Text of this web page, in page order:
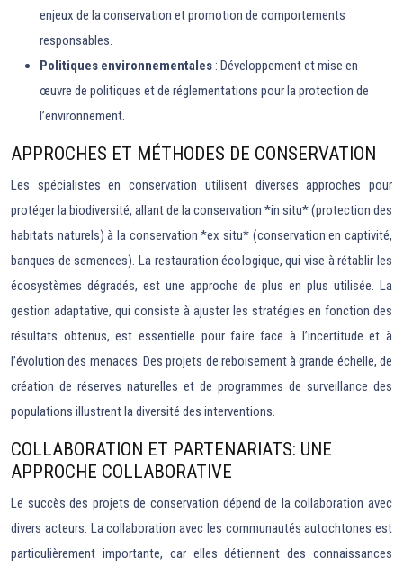
enjeux de la conservation et promotion de comportements
responsables.
Politiques environnementales: Développement et mise en
œuvre de politiques et de réglementations pour la protection de
l’environnement.
APPROCHES ET MÉTHODES DE CONSERVATION
Les spécialistes en conservation utilisent diverses approches pour
protéger la biodiversité, allant de la conservation *in situ* (protection des
habitats naturels) à la conservation *ex situ* (conservation en captivité,
banques de semences). La restauration écologique, qui vise à rétablir les
écosystèmes dégradés, est une approche de plus en plus utilisée. La
gestion adaptative, qui consiste à ajuster les stratégies en fonction des
résultats obtenus, est essentielle pour faire face à l’incertitude et à
l’évolution des menaces. Des projets de reboisement à grande échelle, de
création de réserves naturelles et de programmes de surveillance des
populations illustrent la diversité des interventions.
COLLABORATION ET PARTENARIATS: UNE
APPROCHE COLLABORATIVE
Le succès des projets de conservation dépend de la collaboration avec
divers acteurs. La collaboration avec les communautés autochtones est
particulièrement importante, car elles détiennent des connaissances